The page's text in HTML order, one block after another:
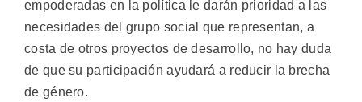
empoderadas en la política le darán prioridad a las
necesidades del grupo social que representan, a
costa de otros proyectos de desarrollo, no hay duda
de que su participación ayudará a reducir la brecha
de género.